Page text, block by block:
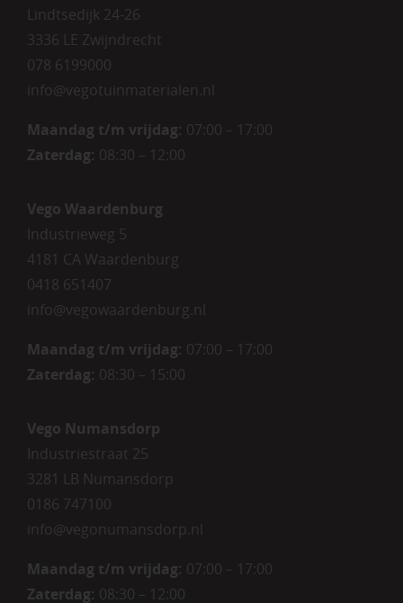
Lindtsedijk 24-26
3336 LE Zwijndrecht
078 6199000
info@vegotuinmaterialen.nl
Maandag t/m vrijdag: 07:00 – 17:00
Zaterdag: 08:30 – 12:00
Vego Waardenburg
Industrieweg 5
4181 CA Waardenburg
0418 651407
info@vegowaardenburg.nl
Maandag t/m vrijdag: 07:00 – 17:00
Zaterdag: 08:30 – 15:00
Vego Numansdorp
Industriestraat 25
3281 LB Numansdorp
0186 747100
info@vegonumansdorp.nl
Maandag t/m vrijdag: 07:00 – 17:00
Zaterdag: 08:30 – 12:00